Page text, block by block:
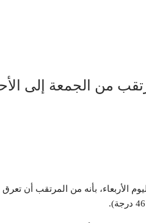
40 و46 درجة مرتقب من الجمعة
الأربعاء، بأنه من المرتقب أن